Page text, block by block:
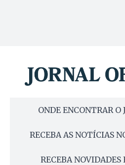
ONDE ENCONTRAR O
RECEBA AS NOTÍCIAS
RECEBA